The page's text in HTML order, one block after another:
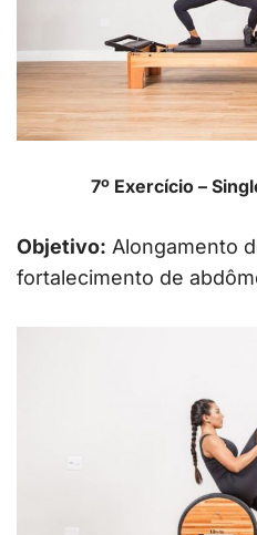
7º Exercício –
Objetivo: Alongamento
fortalecimento de